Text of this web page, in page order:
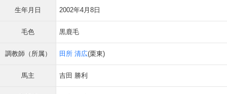
生年月日 2002年4月8日
毛色 黒鹿毛
調教師（所属） 田所 清広(栗東)
馬主 吉田 勝利